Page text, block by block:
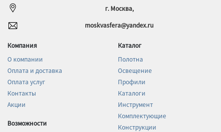
г. Москва,
moskvasfera@yandex.ru
Компания
О компании
Оплата и доставка
Оплата услуг
Контакты
Акции
Возможности
Каталог
Полотна
Освещение
Профили
Каталоги
Инструмент
Комплектующие
Конструкции